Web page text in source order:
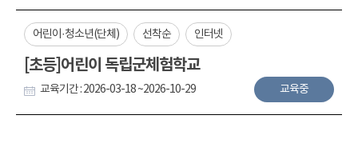
어린이·청소년(단체) 선착순 인터넷
[초등]어린이 독립군체험학교
교육기간 : 2026-03-18 ~2026-10-29 교육중